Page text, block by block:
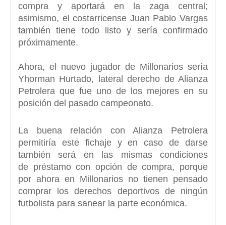
compra y aportará en la zaga central;
asimismo, el costarricense Juan Pablo Vargas
también tiene todo listo y sería confirmado
próximamente.
Ahora, el nuevo jugador de Millonarios sería
Yhorman Hurtado, lateral derecho de Alianza
Petrolera que fue uno de los mejores en su
posición del pasado campeonato.
La buena relación con Alianza Petrolera
permitiría este fichaje y en caso de darse
también será en las mismas condiciones
de préstamo con opción de compra, porque
por ahora en Millonarios no tienen pensado
comprar los derechos deportivos de ningún
futbolista para sanear la parte económica.